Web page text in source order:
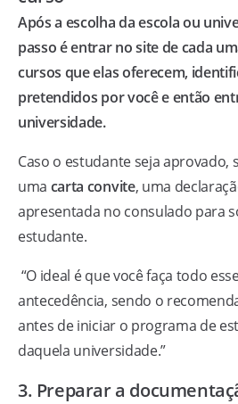
Após a escolha da escola ou
passo é entrar no site de cada
cursos que elas oferecem,
pretendidos por você e então
universidade.
Caso o estudante seja aprovado,
uma carta convite, uma
apresentada no consulado para
estudante.
“O ideal é que você faça todo
antecedência, sendo o
antes de iniciar o programa de
daquela universidade.”
3. Preparar a